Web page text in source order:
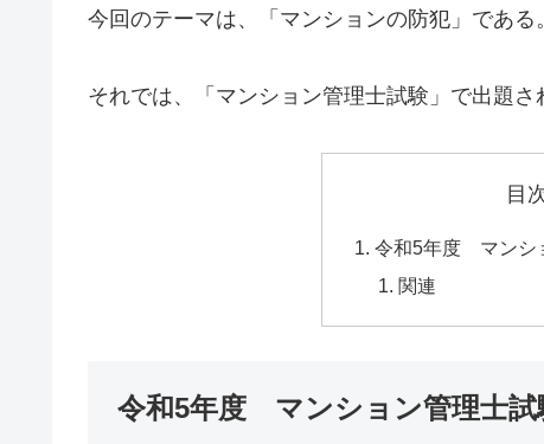
今回のテーマは、「マンションの防犯」である。
それでは、「マンション管理士試験」で出題さ
目
令和5年度 マンシ
関連
令和5年度 マンション管理士試